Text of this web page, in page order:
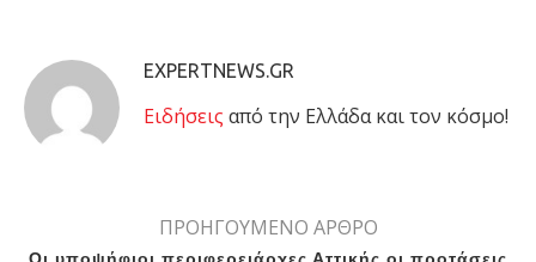
EXPERTNEWS.GR
Eιδήσεις από την Ελλάδα και τον κόσμο!
ΠΡΟΗΓΟΥΜΕΝΟ ΑΡΘΡΟ